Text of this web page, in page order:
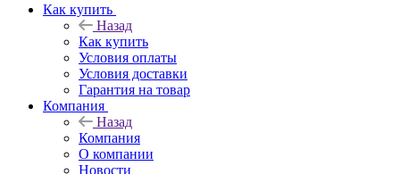
Как купить
Назад
Как купить
Условия оплаты
Условия доставки
Гарантия на товар
Компания
Назад
Компания
О компании
Новости